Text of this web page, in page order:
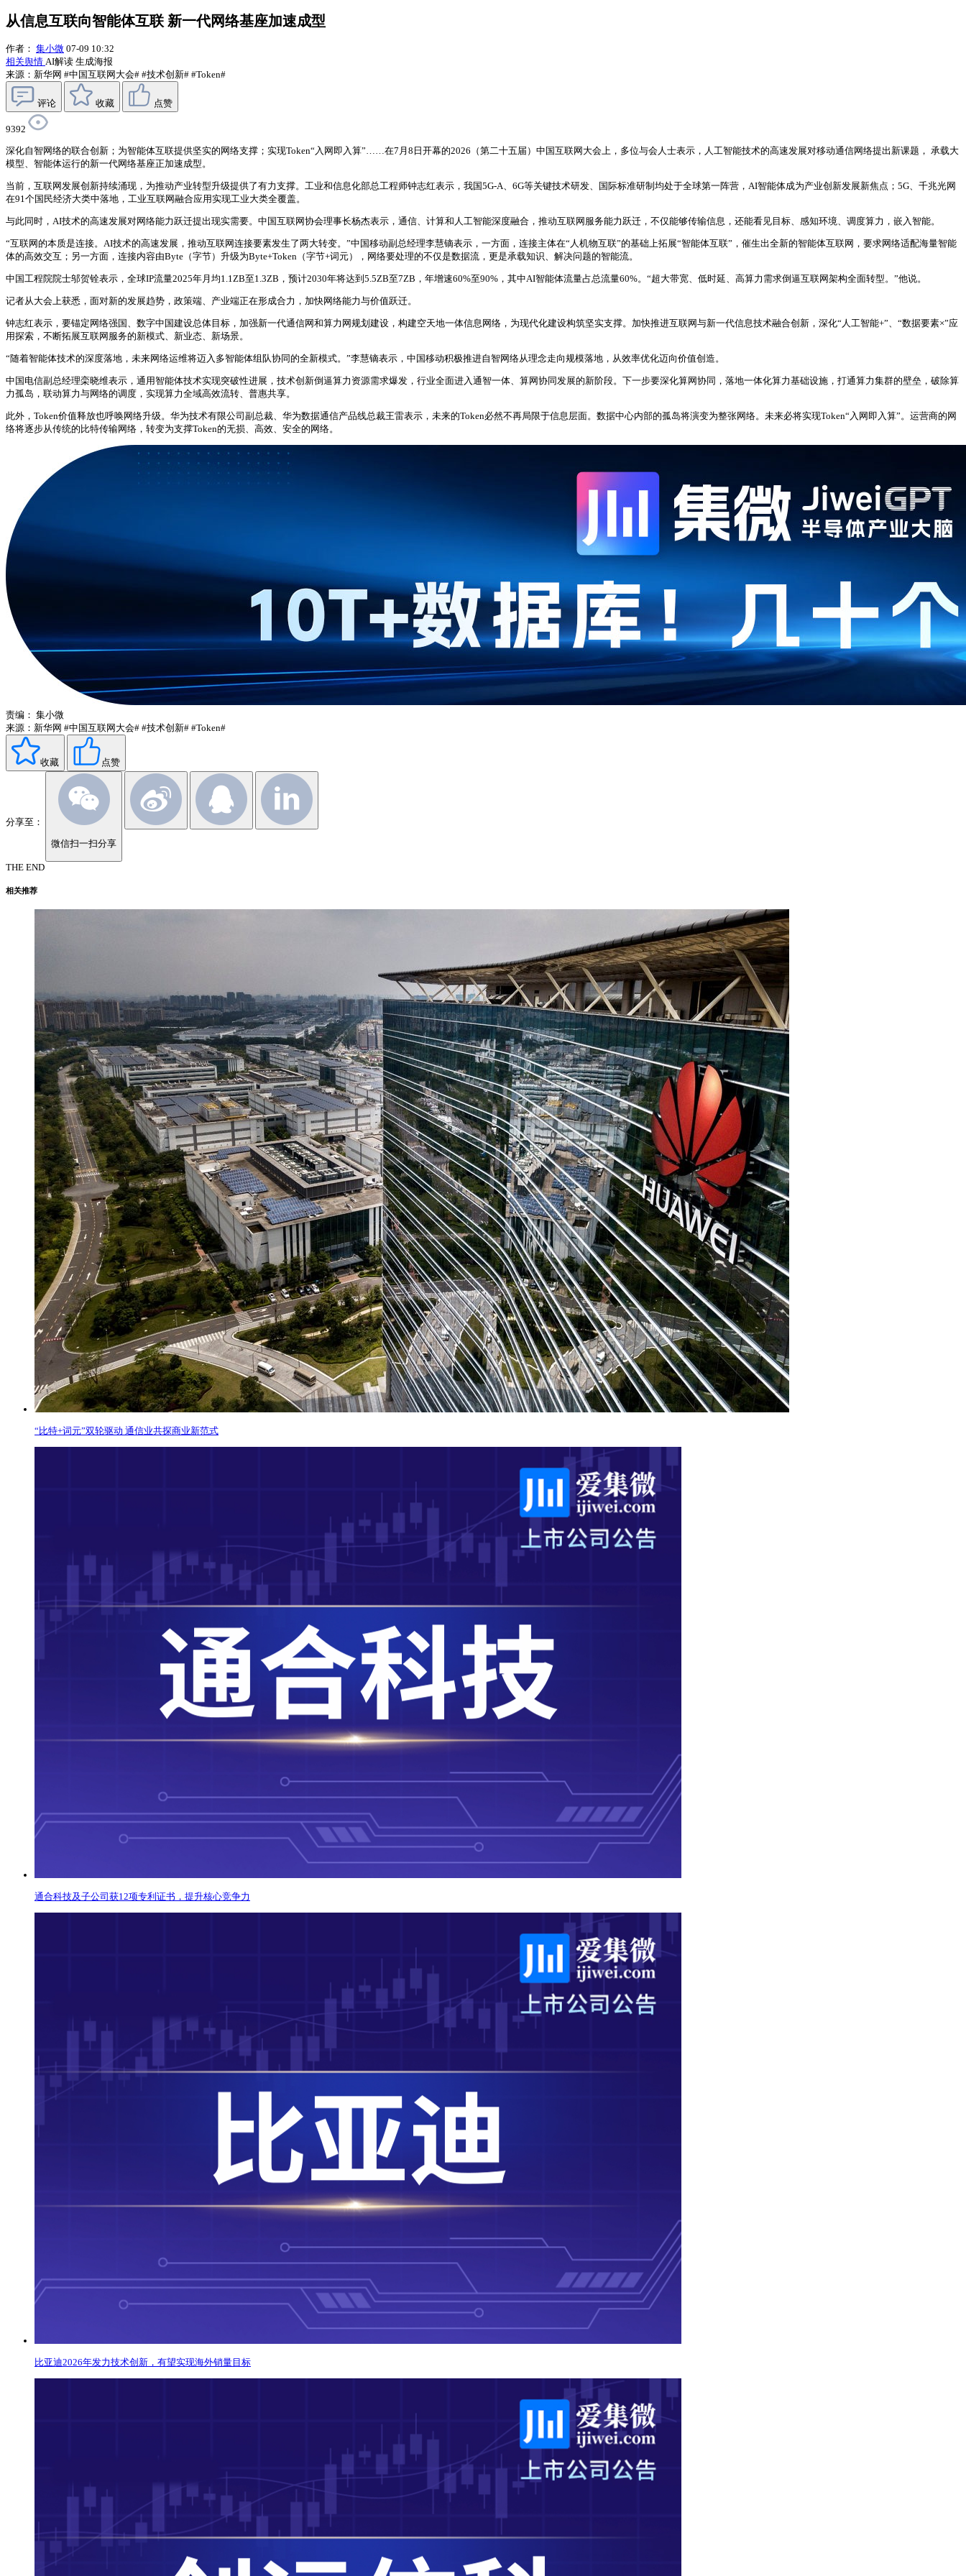
从信息互联向智能体互联 新一代网络基座加速成型
作者： 集小微 07-09 10:32
相关舆情 AI解读 生成海报
来源：新华网 #中国互联网大会# #技术创新# #Token#
评论 收藏 点赞
9392
深化自智网络的联合创新；为智能体互联提供坚实的网络支撑；实现Token“入网即入算”……在7月8日开幕的2026（第二十五届）中国互联网大会上，多位与会人士表示，人工智能技术的高速发展对移动通信网络提出新课题， 承载大
模型、智能体运行的新一代网络基座正加速成型。
当前，互联网发展创新持续涌现，为推动产业转型升级提供了有力支撑。工业和信息化部总工程师钟志红表示，我国5G-A、6G等关键技术研发、国际标准研制均处于全球第一阵营，AI智能体成为产业创新发展新焦点；5G、千兆光网
在91个国民经济大类中落地，工业互联网融合应用实现工业大类全覆盖。
与此同时，AI技术的高速发展对网络能力跃迁提出现实需要。中国互联网协会理事长杨杰表示，通信、计算和人工智能深度融合，推动互联网服务能力跃迁，不仅能够传输信息，还能看见目标、感知环境、调度算力，嵌入智能。
“互联网的本质是连接。AI技术的高速发展，推动互联网连接要素发生了两大转变。”中国移动副总经理李慧镝表示，一方面，连接主体在“人机物互联”的基础上拓展“智能体互联”，催生出全新的智能体互联网，要求网络适配海量智能
体的高效交互；另一方面，连接内容由Byte（字节）升级为Byte+Token（字节+词元），网络要处理的不仅是数据流，更是承载知识、解决问题的智能流。
中国工程院院士邬贺铨表示，全球IP流量2025年月均1.1ZB至1.3ZB，预计2030年将达到5.5ZB至7ZB，年增速60%至90%，其中AI智能体流量占总流量60%。“超大带宽、低时延、高算力需求倒逼互联网架构全面转型。”他说。
记者从大会上获悉，面对新的发展趋势，政策端、产业端正在形成合力，加快网络能力与价值跃迁。
钟志红表示，要锚定网络强国、数字中国建设总体目标，加强新一代通信网和算力网规划建设，构建空天地一体信息网络，为现代化建设构筑坚实支撑。加快推进互联网与新一代信息技术融合创新，深化“人工智能+”、“数据要素×”应
用探索，不断拓展互联网服务的新模式、新业态、新场景。
“随着智能体技术的深度落地，未来网络运维将迈入多智能体组队协同的全新模式。”李慧镝表示，中国移动积极推进自智网络从理念走向规模落地，从效率优化迈向价值创造。
中国电信副总经理栾晓维表示，通用智能体技术实现突破性进展，技术创新倒逼算力资源需求爆发，行业全面进入通智一体、算网协同发展的新阶段。下一步要深化算网协同，落地一体化算力基础设施，打通算力集群的壁垒，破除算
力孤岛，联动算力与网络的调度，实现算力全域高效流转、普惠共享。
此外，Token价值释放也呼唤网络升级。华为技术有限公司副总裁、华为数据通信产品线总裁王雷表示，未来的Token必然不再局限于信息层面。数据中心内部的孤岛将演变为整张网络。未来必将实现Token“入网即入算”。运营商的网
络将逐步从传统的比特传输网络，转变为支撑Token的无损、高效、安全的网络。
责编： 集小微
来源：新华网 #中国互联网大会# #技术创新# #Token#
收藏 点赞
分享至：
微信扫一扫分享
THE END
相关推荐
“比特+词元”双轮驱动 通信业共探商业新范式
通合科技及子公司获12项专利证书，提升核心竞争力
比亚迪2026年发力技术创新，有望实现海外销量目标